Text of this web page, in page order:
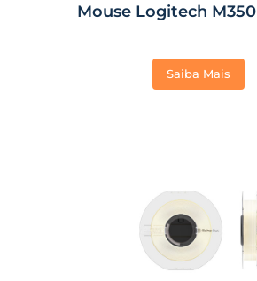
Mouse Logitech
Saiba Mais